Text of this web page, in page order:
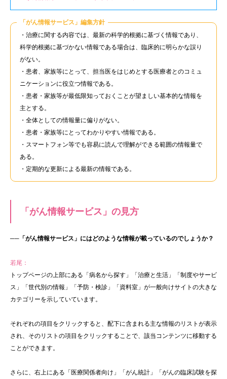
「がん情報サービス」編集方針
・治療に関する内容では、最新の科学的根拠に基づく情報であり、
科学的根拠に基づかない情報である場合は、臨床的に明らかな誤り
がない。
・患者、家族等にとって、担当医をはじめとする医療者とのコミュ
ニケーションに役立つ情報である。
・患者・家族等が最低限知っておくことが望ましい基本的な情報を
主とする。
・全体としての情報量に偏りがない。
・患者・家族等にとってわかりやすい情報である。
・スマートフォン等でも容易に読んで理解ができる範囲の情報量で
ある。
・定期的な更新による最新の情報である。
「がん情報サービス」の見方
──「がん情報サービス」にはどのような情報が載っているのでしょうか？
若尾：
トップページの上部にある「病名から探す」「治療と生活」「制度やサービ
ス」「世代別の情報」「予防・検診」「資料室」が一般向けサイトの大きな
カテゴリーを示していています。
それぞれの項目をクリックすると、配下に含まれる主な情報のリストが表示
され、そのリストの項目をクリックすることで、該当コンテンツに移動する
ことができます。
さらに、右上にある「医療関係者向け」「がん統計」「がんの臨床試験を探